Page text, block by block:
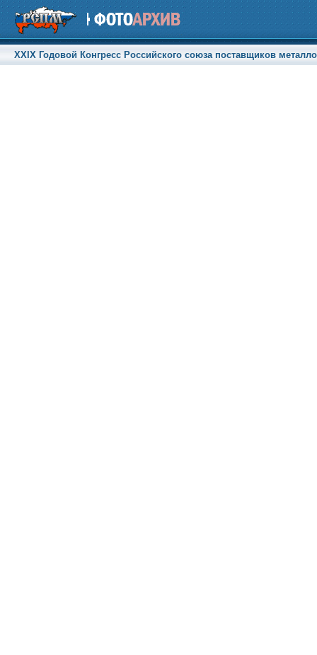
XXIX Годовой Конгресс Российского союза поставщиков